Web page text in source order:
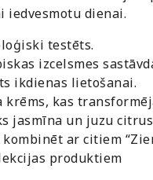
iedvesmotu dienai.
testēts.
izcelsmes
ikdienas lietošanai.
krēms, kas
jasmīna un juzu
kombinēt ar citiem
produktiem